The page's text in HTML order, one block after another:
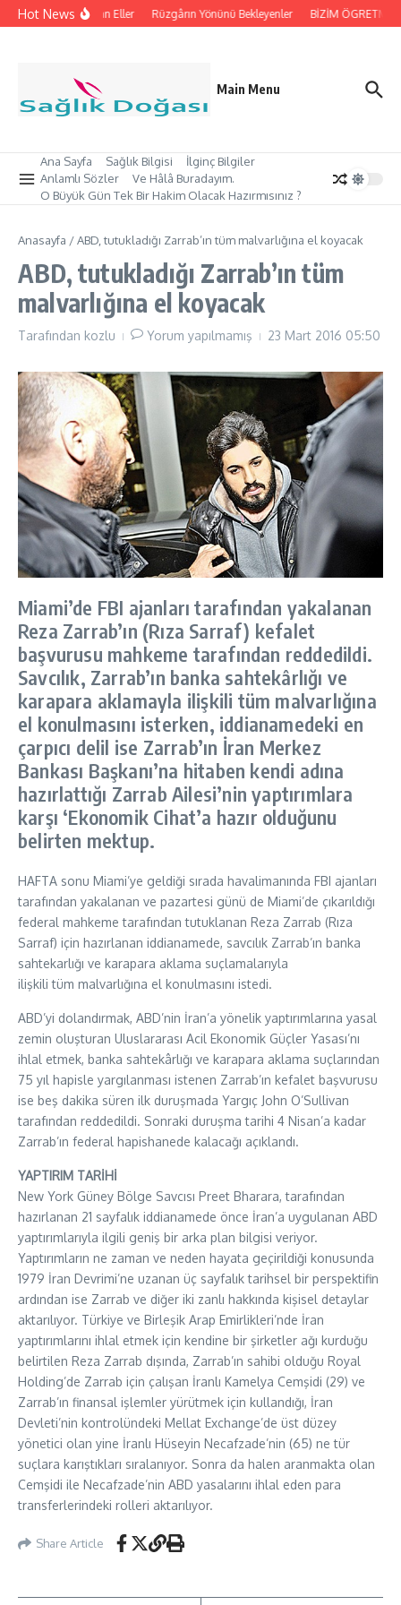
İçeriğe atla
Hot Newsİpleri Tutan Eller Rüzgârın Yönünü Bekleyenler BİZİM
Main Menu
Ana Sayfa Sağlık Bilgisi
İlginç Bilgiler
Anlamlı Sözler
Ve Hâlâ Buradayım.
O Büyük Gün Tek Bir Hakim Olacak Hazırmısınız ?
Anasayfa /ABD, tutukladığı Zarrab’ın tüm malvarlığına el koyacak
ABD, tutukladığı Zarrab’ın tüm
malvarlığına el koyacak
Tarafından kozlu Yorum yapılmamış 23 Mart 2016 05:50
Miami’de FBI ajanları tarafından yakalanan
Reza Zarrab’ın (Rıza Sarraf) kefalet
başvurusu mahkeme tarafından reddedildi.
Savcılık, Zarrab’ın banka sahtekârlığı ve
karapara aklamayla ilişkili tüm malvarlığına
el konulmasını isterken, iddianamedeki en
çarpıcı delil ise Zarrab’ın İran Merkez
Bankası Başkanı’na hitaben kendi adına
hazırlattığı Zarrab Ailesi’nin yaptırımlara
karşı ‘Ekonomik Cihat’a hazır olduğunu
belirten mektup.
HAFTA sonu Miami’ye geldiği sırada havalimanında FBI ajanları
tarafından yakalanan ve pazartesi günü de Miami’de çıkarıldığı
federal mahkeme tarafından tutuklanan Reza Zarrab (Rıza
Sarraf) için hazırlanan iddianamede, savcılık Zarrab’ın banka
sahtekarlığı ve karapara aklama suçlamalarıyla
ilişkili tüm malvarlığına el konulmasını istedi.
ABD’yi dolandırmak, ABD’nin İran’a yönelik yaptırımlarına yasal
zemin oluşturan Uluslararası Acil Ekonomik Güçler Yasası’nı
ihlal etmek, banka sahtekârlığı ve karapara aklama suçlarından
75 yıl hapisle yargılanması istenen Zarrab’ın kefalet başvurusu
ise beş dakika süren ilk duruşmada Yargıç John O’Sullivan
tarafından reddedildi. Sonraki duruşma tarihi 4 Nisan’a kadar
Zarrab’ın federal hapishanede kalacağı açıklandı.
YAPTIRIM TARİHİ
New York Güney Bölge Savcısı Preet Bharara, tarafından
hazırlanan 21 sayfalık iddianamede önce İran’a uygulanan ABD
yaptırımlarıyla ilgili geniş bir arka plan bilgisi veriyor.
Yaptırımların ne zaman ve neden hayata geçirildiği konusunda
1979 İran Devrimi’ne uzanan üç sayfalık tarihsel bir perspektifin
ardından ise Zarrab ve diğer iki zanlı hakkında kişisel detaylar
aktarılıyor. Türkiye ve Birleşik Arap Emirlikleri’nde İran
yaptırımlarını ihlal etmek için kendine bir şirketler ağı kurduğu
belirtilen Reza Zarrab dışında, Zarrab’ın sahibi olduğu Royal
Holding’de Zarrab için çalışan İranlı Kamelya Cemşidi (29) ve
Zarrab’ın finansal işlemler yürütmek için kullandığı, İran
Devleti’nin kontrolündeki Mellat Exchange’de üst düzey
yönetici olan yine İranlı Hüseyin Necafzade’nin (65) ne tür
suçlara karıştıkları sıralanıyor. Sonra da halen aranmakta olan
Cemşidi ile Necafzade’nin ABD yasalarını ihlal eden para
transferlerindeki rolleri aktarılıyor.
Share Article